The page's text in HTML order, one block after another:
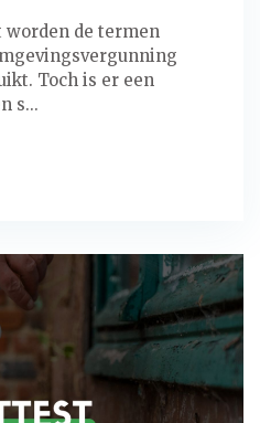
de termen
Toch is er een
s...